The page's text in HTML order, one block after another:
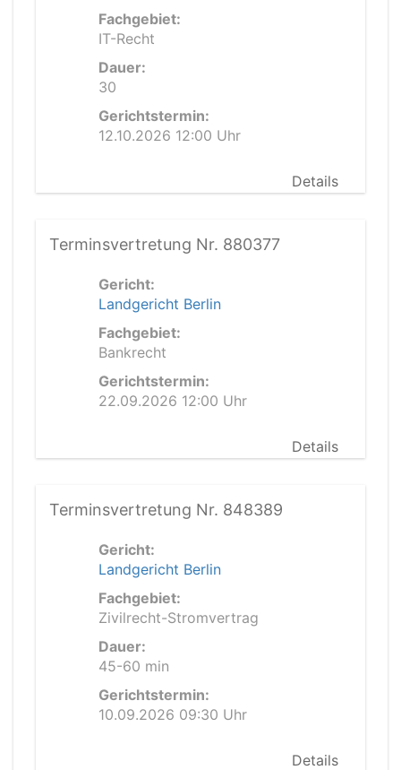
Fachgebiet:
IT-Recht
Dauer:
30
Gerichtstermin:
12.10.2026 12:00 Uhr
Details
Terminsvertretung Nr. 880377
Gericht:
Landgericht Berlin
Fachgebiet:
Bankrecht
Gerichtstermin:
22.09.2026 12:00 Uhr
Details
Terminsvertretung Nr. 848389
Gericht:
Landgericht Berlin
Fachgebiet:
Zivilrecht-Stromvertrag
Dauer:
45-60 min
Gerichtstermin:
10.09.2026 09:30 Uhr
Details